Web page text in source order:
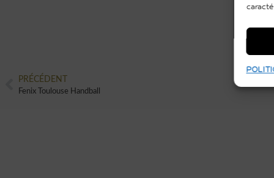
PRÉCÉDENT
Fenix Toulouse Handball